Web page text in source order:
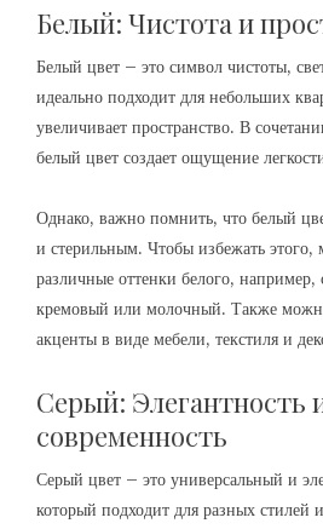
Белый: Чистота и
Белый цвет – это символ чистоты,
идеально подходит для небольших
увеличивает пространство. В
белый цвет создает ощущение
Однако, важно помнить, что белый
и стерильным. Чтобы избежать этого,
различные оттенки белого, например,
кремовый или молочный. Также
акценты в виде мебели, текстиля и
Серый: Элегантность
современность
Серый цвет – это универсальный и
который подходит для разных стилей